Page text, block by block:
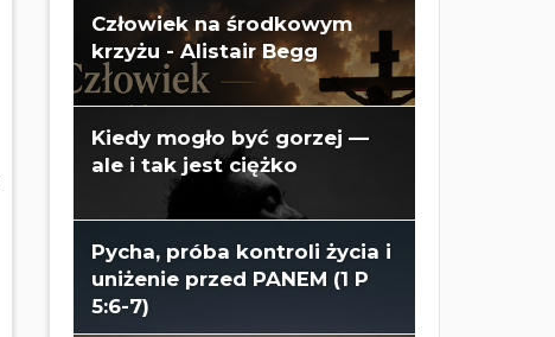
Człowiek na środkowym
krzyżu - Alistair Begg
Kiedy mogło być gorzej —
ale i tak jest ciężko
Pycha, próba kontroli życia i
uniżenie przed PANEM (1 P
5:6-7)